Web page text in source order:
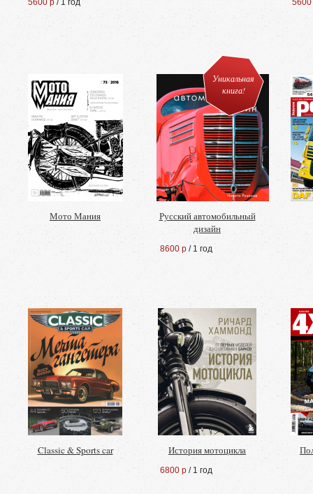
5600 р / 1 год 5600
Мото Мания
Уникальная
книга!
Русский автомобильный
дизайн
8600 р / 1 год
Classic & Sports car История мотоцикла
6800 р / 1 год